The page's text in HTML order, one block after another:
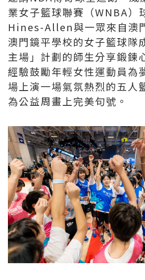
業女子籃球聯賽（WNBA）
Hines-Allen與一眾來自澳
澳門鏡平學校的女子籃球隊
主場」計劃的師生分享鍛鍊
經驗鼓勵年輕女性運動員為
場上演一場氣氛熱烈的五人
為公益周畫上完美句號。